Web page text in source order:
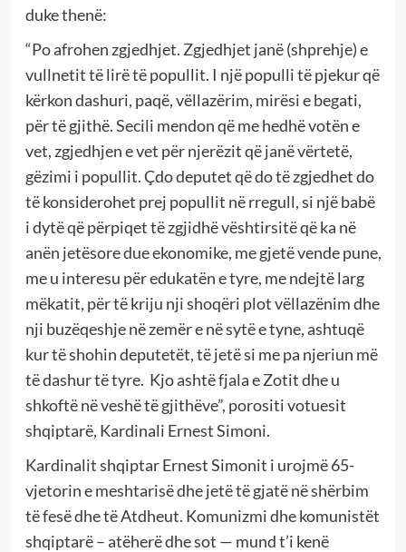
duke thenë:
“Po afrohen zgjedhjet. Zgjedhjet janë (shprehje) e
vullnetit të lirë të popullit. I një populli të pjekur që
kërkon dashuri, paqë, vëllazërim, mirësi e begati,
për të gjithë. Secili mendon që me hedhë votën e
vet, zgjedhjen e vet për njerëzit që janë vërtetë,
gëzimi i popullit. Çdo deputet që do të zgjedhet do
të konsiderohet prej popullit në rregull, si një babë
i dytë që përpiqet të zgjidhë vështirsitë që ka në
anën jetësore due ekonomike, me gjetë vende pune,
me u interesu për edukatën e tyre, me ndejtë larg
mëkatit, për të kriju nji shoqëri plot vëllazënim dhe
nji buzëqeshje në zemër e në sytë e tyne, ashtuqë
kur të shohin deputetët, të jetë si me pa njeriun më
të dashur të tyre. Kjo ashtë fjala e Zotit dhe u
shkoftë në veshë të gjithëve”, porositi votuesit
shqiptarë, Kardinali Ernest Simoni.
Kardinalit shqiptar Ernest Simonit i urojmë 65-
vjetorin e meshtarisë dhe jetë të gjatë në shërbim
të fesë dhe të Atdheut. Komunizmi dhe komunistët
shqiptarë – atëherë dhe sot — mund t’i kenë